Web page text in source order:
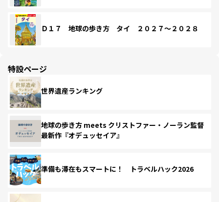
Ｄ１７ 地球の歩き方 タイ ２０２７～２０２８
特設ページ
世界遺産ランキング
地球の歩き方 meets クリストファー・ノーラン監督
最新作『オデュッセイア』
準備も滞在もスマートに！ トラベルハック2026